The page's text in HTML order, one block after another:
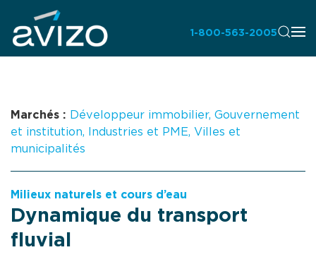
1-800-563-2005
Marchés : Développeur immobilier, Gouvernement
et institution, Industries et PME, Villes et
municipalités
Milieux naturels et cours d’eau
Dynamique du transport
fluvial